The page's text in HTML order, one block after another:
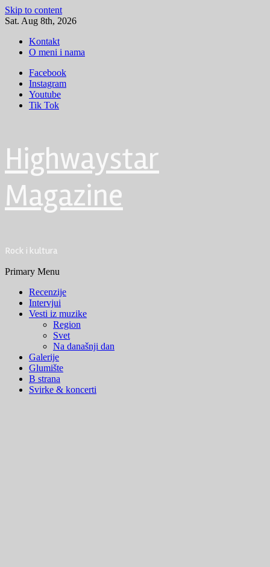
Skip to content
Sat. Aug 8th, 2026
Kontakt
O meni i nama
Facebook
Instagram
Youtube
Tik Tok
Highwaystar
Magazine
Rock i kultura
Primary Menu
Recenzije
Intervjui
Vesti iz muzike
Region
Svet
Na današnji dan
Galerije
Glumište
B strana
Svirke & koncerti